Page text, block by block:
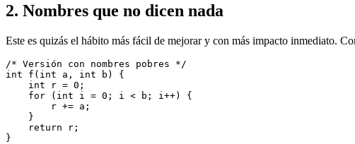
2. Nombres que no dicen nada
Este es quizás el hábito más fácil de mejorar y con más impacto inmediato.
/* Versión con nombres pobres */
int f(int a, int b) {
int r = 0;
for (int i = 0; i < b; i++) {
r += a;
}
return r;
}